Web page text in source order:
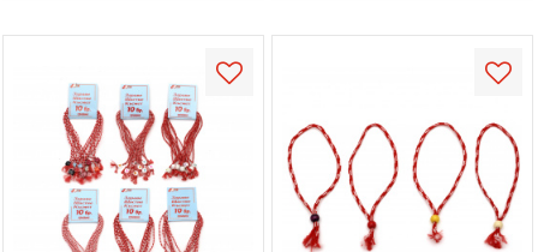
Аcceptati
toate!
Setări